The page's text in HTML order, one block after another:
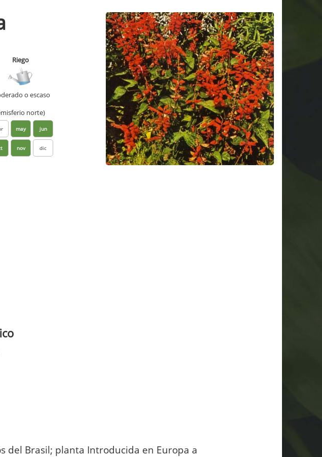
Riego
o escaso
norte)
may jun
nov dic
del Brasil; planta Introducida en Europa a